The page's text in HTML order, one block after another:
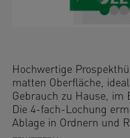
Hochwertige
matten Oberfläche,
Gebrauch zu Hause, im
Die 4-fach-Lochung
Ablage in Ordnern und